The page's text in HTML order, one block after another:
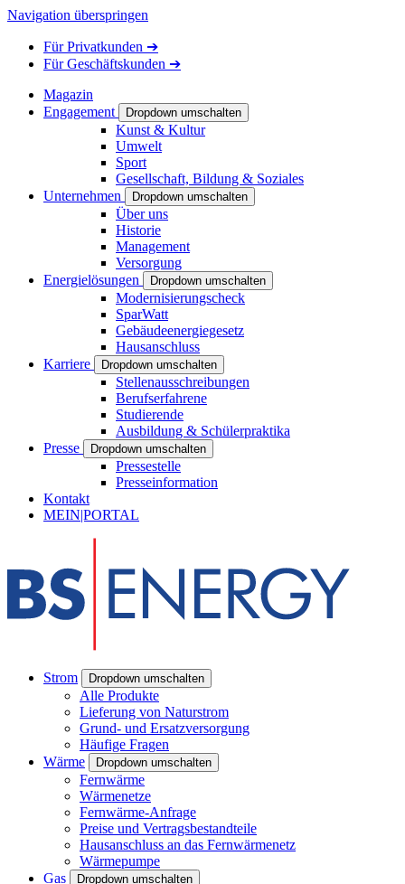
Navigation überspringen
FürPrivatkunden ➔
FürGeschäftskunden ➔
Magazin
Engagement
Dropdown umschalten
Kunst & Kultur
Umwelt
Sport
Gesellschaft, Bildung & Soziales
Unternehmen
Dropdown umschalten
Über uns
Historie
Management
Versorgung
Energielösungen
Dropdown umschalten
Modernisierungscheck
SparWatt
Gebäudeenergiegesetz
Hausanschluss
Karriere
Dropdown umschalten
Stellenausschreibungen
Berufserfahrene
Studierende
Ausbildung & Schülerpraktika
Presse
Dropdown umschalten
Pressestelle
Presseinformation
Kontakt
MEIN|PORTAL
Strom Dropdown umschalten
Alle Produkte
Lieferung von Naturstrom
Grund- und Ersatzversorgung
Häufige Fragen
Wärme
Dropdown umschalten
Fernwärme
Wärmenetze
Fernwärme-Anfrage
Preise und Vertragsbestandteile
Hausanschluss an das Fernwärmenetz
Wärmepumpe
Gas
Dropdown umschalten